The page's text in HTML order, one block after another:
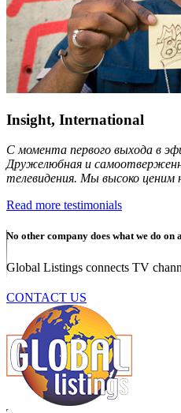
Insight, International
С момента первого выхода в
Дружелюбная и
телевидения. Мы высоко ценим
Read more testimonials
No other company does what we do on
Global Listings connects TV
CONTACT US